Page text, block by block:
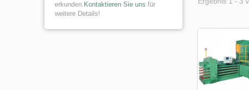
erkunden. Kontaktieren Sie uns für
weitere Details!